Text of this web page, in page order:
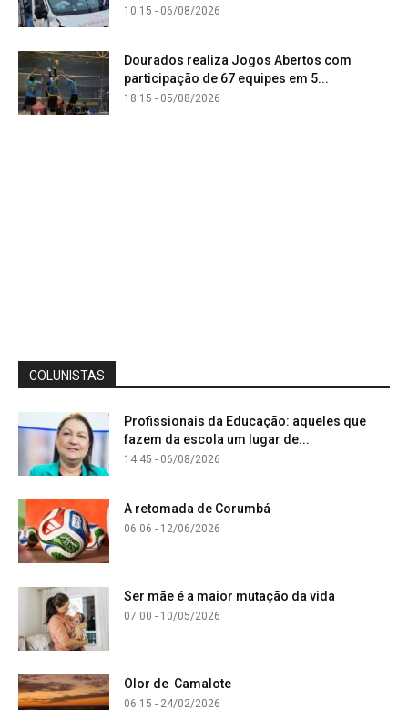
10:15 - 06/08/2026
Dourados realiza Jogos Abertos com
participação de 67 equipes em 5...
18:15 - 05/08/2026
COLUNISTAS
Profissionais da Educação: aqueles que
fazem da escola um lugar de...
14:45 - 06/08/2026
A retomada de Corumbá
06:06 - 12/06/2026
Ser mãe é a maior mutação da vida
07:00 - 10/05/2026
Olor de Camalote
06:15 - 24/02/2026